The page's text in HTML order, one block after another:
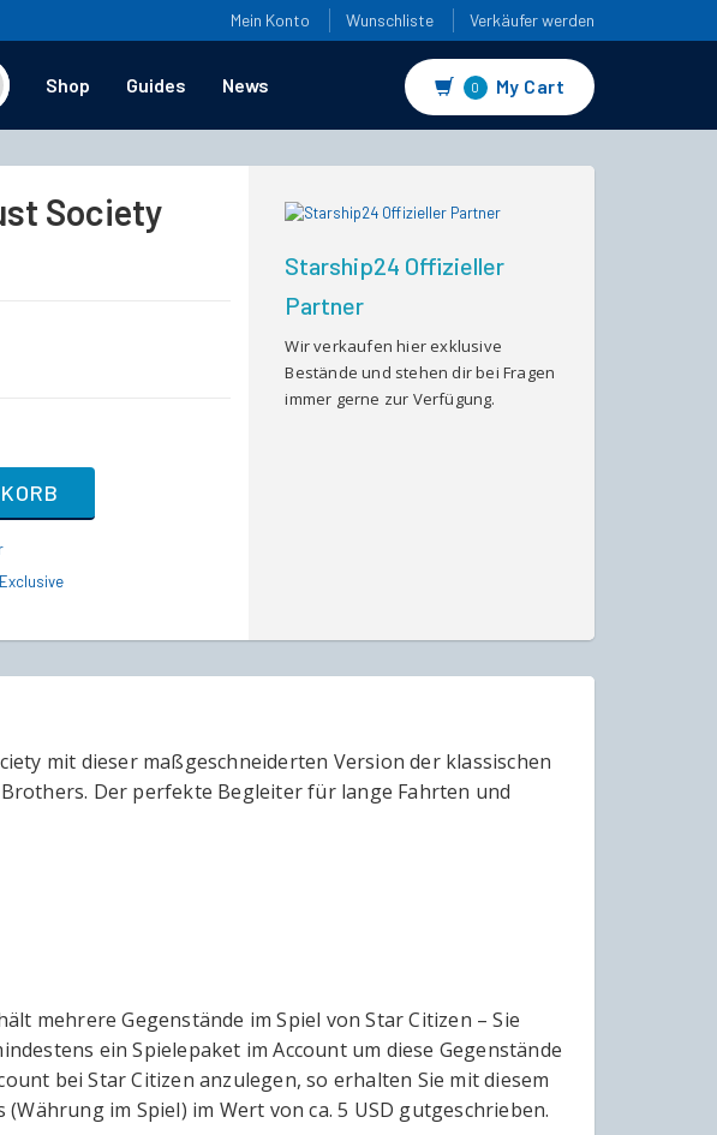
Mein Konto Wunschliste Verkäufer werden
Shop Guides News 0 My Cart
Society
Starship24 Offizieller
Partner
Wir verkaufen hier exklusive
Bestände und stehen dir bei Fragen
immer gerne zur Verfügung.
mit dieser maßgeschneiderten Version der klassischen
Der perfekte Begleiter für lange Fahrten und
mehrere Gegenstände im Spiel von Star Citizen – Sie
ein Spielepaket im Account um diese Gegenstände
bei Star Citizen anzulegen, so erhalten Sie mit diesem
(Währung im Spiel) im Wert von ca. 5 USD gutgeschrieben.